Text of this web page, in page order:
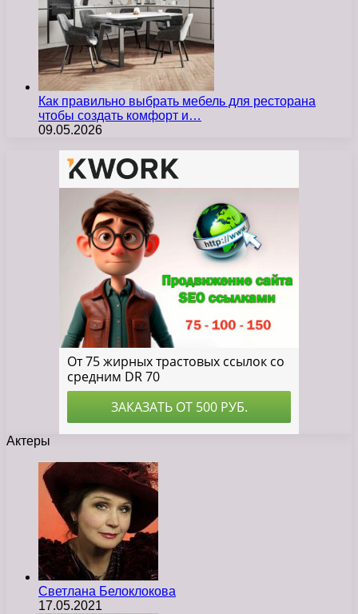
Как правильно выбрать мебель для ресторана
чтобы создать комфорт и…
09.05.2026
Актеры
Светлана Белоклокова
17.05.2021